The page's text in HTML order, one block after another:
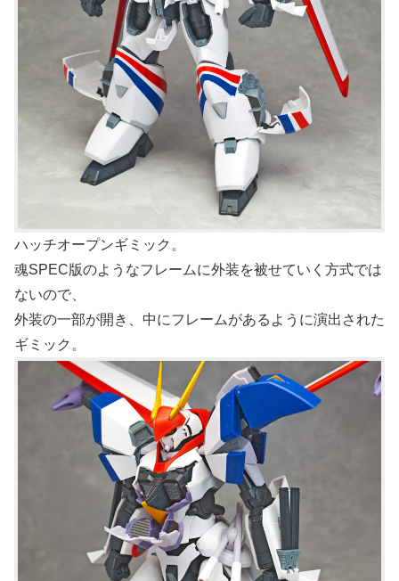
ハッチオープンギミック。
魂SPEC版のようなフレームに外装を被せていく方式では
ないので、
外装の一部が開き、中にフレームがあるように演出された
ギミック。